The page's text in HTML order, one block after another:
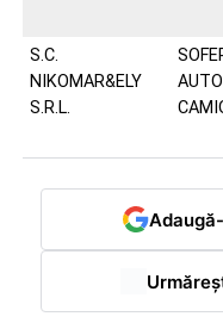
S.C.
NIKOMAR&ELY
S.R.L.